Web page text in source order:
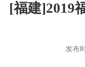
[福建]2019
发布